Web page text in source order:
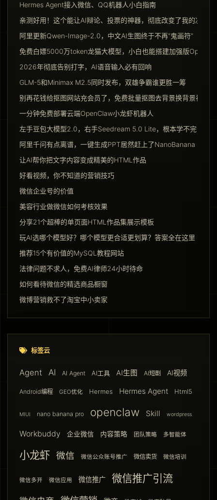
Hermes Agent接入微信、QQ机器人小白指南
亲测好用！这个能让AI辩论、投票的神器，彻底改变了我的决策方
阿里更新Qwen-Image-2.0，中文AI生图终于不再“鬼画符”
免费白嫖5000万token龙猫大模型，小白也能搭建加强版
2026年彻底告别打字，AI语音输入必有回响
GLM-5和Minimax M2.5同时发布，双雄争霸谁更胜一筹
别再花钱给抠图网站充会员了，免费批量抠图去背景换背景神器
一分钟免费部署云端OpenClaw小龙虾机器人
左手豆包大模型2.0，右手Seedream 5.0 Lite，根本学不完
阿里千问有点离谱，一键生成PPT居然赶上了NanoBanana Pro
让AI帮你把文字内容变成精美的HTML作品
好看视频，你不知道的营销技巧
微信企业号的价值
美容行业做微信如何考核效果
分享21个超棒的单页面HTML作品集展示模板
玩AI选哪个模型好？哪个模型更合适更划算？答案全在这里
推荐15个有价值的MySQL教程网站
法律问题不求人，免费AI律师24小时待命
如何看待微信的精选商品橱窗
微博营销救不了淘宝中小卖家
标签云
Agent AI AI Agent AI工具 AI生图 AI短剧 AI视频
Android编程 GEO优化 Hermes Hermes Agent Html5
MIUI nano banana pro openclaw Skill wordpress
Workbuddy 企业微信 内容策略 团队策略 多智能体
小龙虾 微信 微信公众账号推广 微信卖货 微信培训
微信多开 微信应用 微信推广 微信推广引流